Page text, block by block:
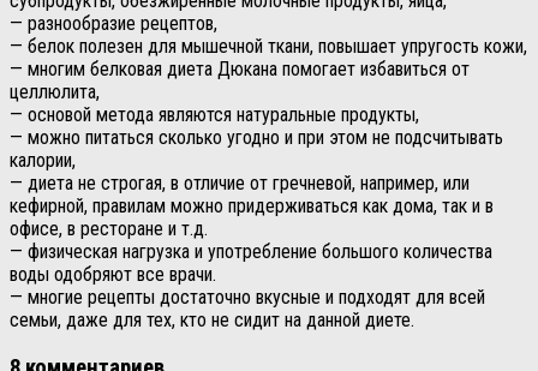
— разнообразие рецептов,
— белок полезен для мышечной ткани, повышает упругость кожи,
— многим белковая диета Дюкана помогает избавиться от
целлюлита,
— основой метода являются натуральные продукты,
— можно питаться сколько угодно и при этом не подсчитывать
калории,
— диета не строгая, в отличие от гречневой, например, или
кефирной, правилам можно придерживаться как дома, так и в
офисе, в ресторане и т.д.
— физическая нагрузка и употребление большого количества
воды одобряют все врачи.
— многие рецепты достаточно вкусные и подходят для всей
семьи, даже для тех, кто не сидит на данной диете.